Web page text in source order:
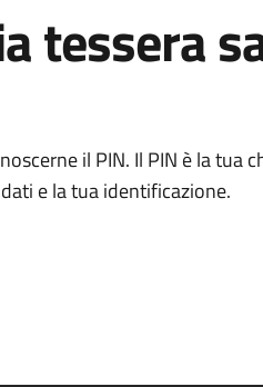
tessera
il PIN. Il PIN è la tua
e la tua identificazione.